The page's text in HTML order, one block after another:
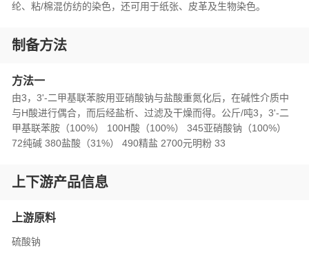
纶、粘/棉混仿纺的染色，还可用于纸张、皮革及生物染色。
制备方法
方法一
由3，3'-二甲基联苯胺用亚硝酸钠与盐酸重氮化后，在碱性介质中
与H酸进行偶合，而后经盐析、过滤及干燥而得。公斤/吨3，3'-二
甲基联苯胺（100%） 100H酸（100%） 345亚硝酸钠（100%）
72纯碱 380盐酸（31%） 490精盐 2700元明粉 33
上下游产品信息
上游原料
硫酸钠